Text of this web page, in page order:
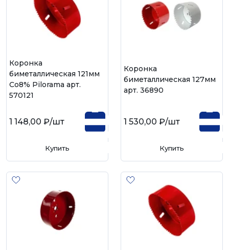
Коронка
биметаллическая 121мм
Со8% Pilorama арт.
570121
1 148,00 ₽/шт
Купить
Коронка
биметаллическая 127мм
арт. 36890
1 530,00 ₽/шт
Купить